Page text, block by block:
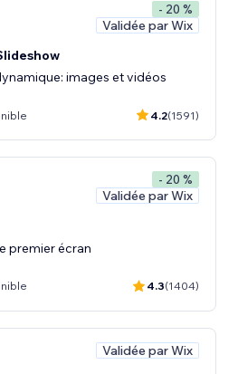
- 20 %
Validée par Wix
images et vidéos
4.2(1591)
- 20 %
Validée par Wix
premier écran
4.3(1404)
Validée par Wix